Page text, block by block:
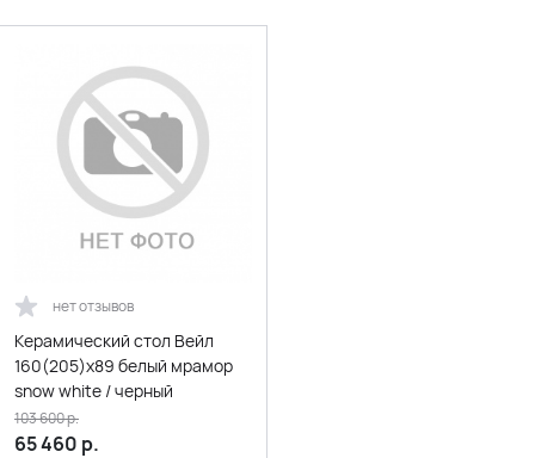
нет отзывов
Керамический стол Вейл
160(205)х89 белый мрамор
snow white / черный
65 460 р.
103 600р.